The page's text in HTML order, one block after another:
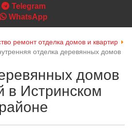
Telegram
WhatsApp
ремонт отделка домов и квартир
отделка деревянных домов
домов
в Истринском
районе